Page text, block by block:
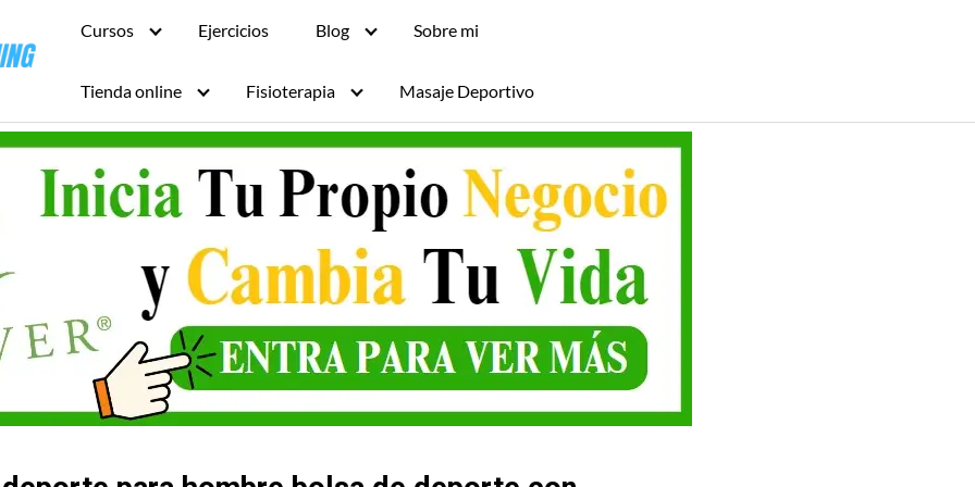
Cursos Ejercicios Blog Sobre mi
Tienda online Fisioterapia Masaje Deportivo